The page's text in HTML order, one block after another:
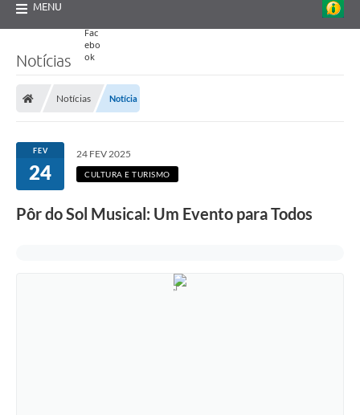
MENU
Notícias
Notícias Notícia
FEV
24
24 FEV 2025
CULTURA E TURISMO
Pôr do Sol Musical: Um Evento para Todos